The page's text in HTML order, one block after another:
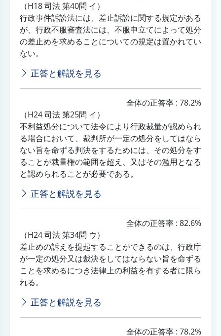
（H18 司法 第40問 イ）
行政事件訴訟法には、差止訴訟に関する規定がある
が、行政不服審査法には、不服申立てによって処分
の差止めを求めることについての規定は置かれてい
ない。
正答と解説を見る
全体の正答率 : 78.2%
（H24 司法 第25問 イ）
不利益処分について法令により行政裁量が認められ
る場合において、裁判所が一定の処分をしてはなら
ない旨を命ずる判決をするためには、その処分をす
ることが裁量権の範囲を超え、又はその濫用となる
と認められることが必要である。
正答と解説を見る
全体の正答率 : 82.6%
（H24 司法 第34問 ウ）
差止めの訴えを提起することができるのは、行政庁
が一定の処分又は裁決をしてはならない旨を命ずる
ことを求めるにつき法律上の利益を有する者に限ら
れる。
正答と解説を見る
全体の正答率 : 78.2%